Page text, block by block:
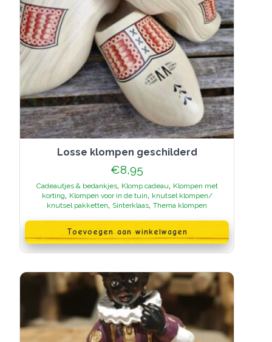
losse klompen geschilderd
€8,95
Cadeautjes & bedankjes, Klomp cadeau, Klompen met
korting, Klompen voor in de tuin, knutsel klompen/
knutsel pakketten, Sinterklaas, Thema klompen
Toevoegen aan winkelwagen